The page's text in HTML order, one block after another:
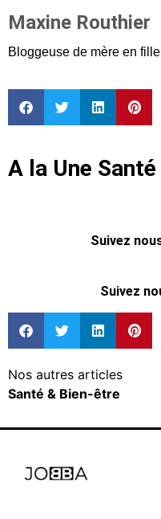
Maxine Routhier
Bloggeuse de mère en
A la Une
Suivez
Nos autres articles